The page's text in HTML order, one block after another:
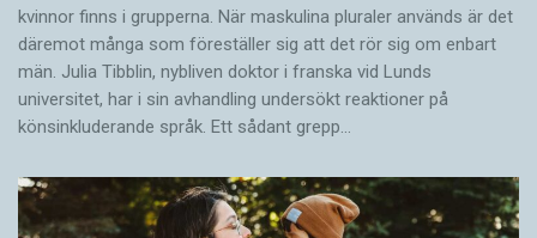
kvinnor finns i grupperna. När maskulina pluraler används är det
där­emot många som föreställer sig att det rör sig om enbart
män. Julia Tibblin, nybliven doktor i franska vid Lunds
universitet, har i sin avhandling undersökt reaktioner på
könsinkluderande språk. Ett sådant grepp…